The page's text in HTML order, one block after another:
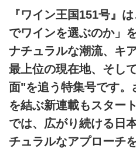
『ワイン王国151号』
でワインを選ぶのか」
ナチュラルな潮流、キ
最上位の現在地、そし
面"を追う特集号です。
を結ぶ新連載もスター
では、広がり続ける日
チュラルなアプローチ